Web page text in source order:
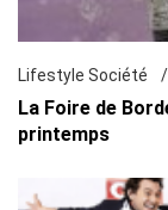
Lifestyle Société
La Foire de
printemps